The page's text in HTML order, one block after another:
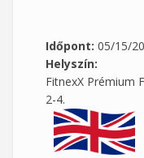
Időpont: 05/15/
Helyszín:
FitnexX Prémium
2-4.